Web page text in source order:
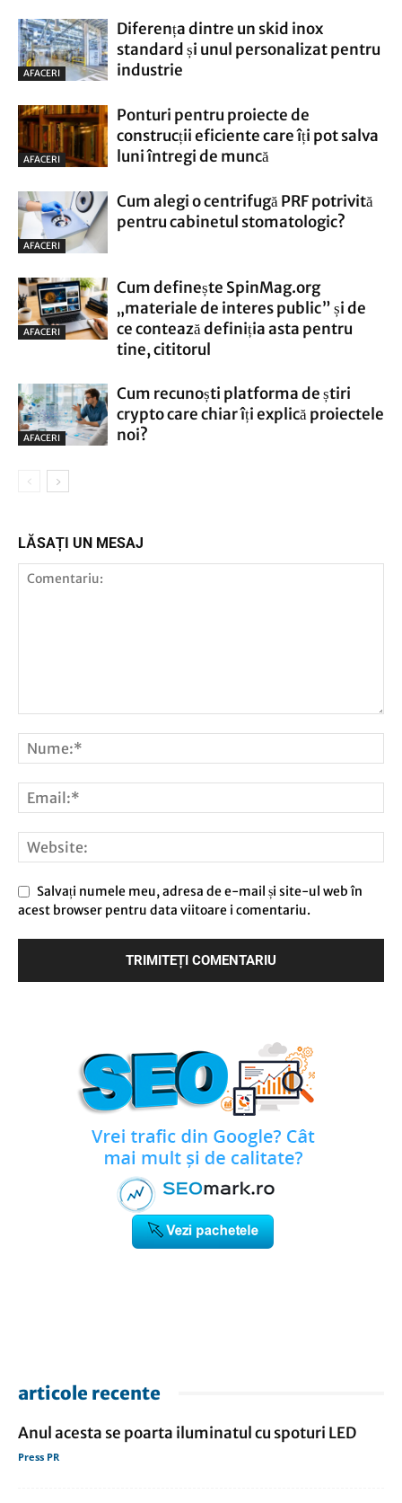
AFACERI
Diferența dintre un skid inox
standard și unul personalizat pentru
industrie
AFACERI
Ponturi pentru proiecte de
construcții eficiente care îți pot salva
luni întregi de muncă
AFACERI
Cum alegi o centrifugă PRF potrivită
pentru cabinetul stomatologic?
AFACERI
Cum definește SpinMag.org
„materiale de interes public” și de
ce contează definiția asta pentru
tine, cititorul
AFACERI
Cum recunoști platforma de știri
crypto care chiar îți explică proiectele
noi?
LĂSAȚI UN MESAJ
Salvați numele meu, adresa de e-mail și site-ul web în
acest browser pentru data viitoare i comentariu.
articole recente
Anul acesta se poarta iluminatul cu spoturi LED
Press PR